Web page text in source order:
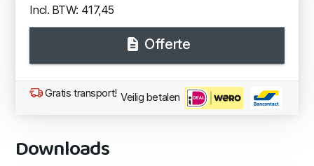
Incl. BTW: 417,45
Offerte
Gratis transport! Veilig betalen
Downloads